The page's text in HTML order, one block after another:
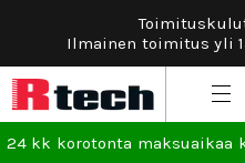
alkaen 4,90€.
yli 150 €
24 kk korotonta maksuaikaa